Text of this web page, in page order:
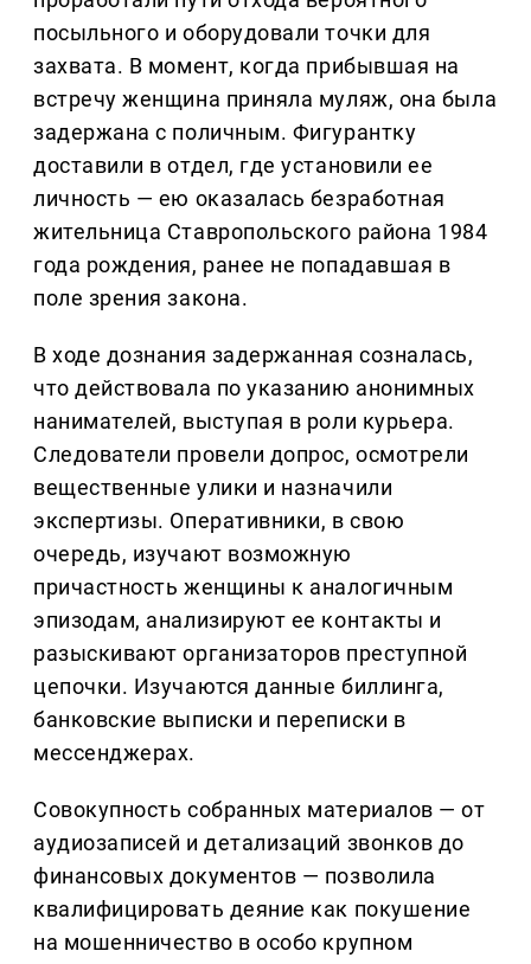
посыльного и оборудовали точки для
захвата. В момент, когда прибывшая на
встречу женщина приняла муляж, она была
задержана с поличным. Фигурантку
доставили в отдел, где установили ее
личность — ею оказалась безработная
жительница Ставропольского района 1984
года рождения, ранее не попадавшая в
поле зрения закона.
В ходе дознания задержанная созналась,
что действовала по указанию анонимных
нанимателей, выступая в роли курьера.
Следователи провели допрос, осмотрели
вещественные улики и назначили
экспертизы. Оперативники, в свою
очередь, изучают возможную
причастность женщины к аналогичным
эпизодам, анализируют ее контакты и
разыскивают организаторов преступной
цепочки. Изучаются данные биллинга,
банковские выписки и переписки в
мессенджерах.
Совокупность собранных материалов — от
аудиозаписей и детализаций звонков до
финансовых документов — позволила
квалифицировать деяние как покушение
на мошенничество в особо крупном